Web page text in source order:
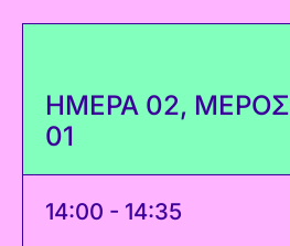
ΗΜΕΡΑ 02, ΜΕΡΟΣ
01
14:00 - 14:35